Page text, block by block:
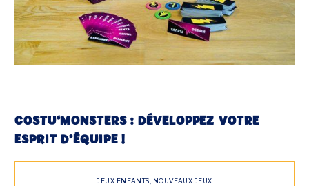
COSTU‘MONSTERS : DÉVELOPPEZ VOTRE
ESPRIT D’ÉQUIPE !
JEUX ENFANTS NOUVEAUX JEUX